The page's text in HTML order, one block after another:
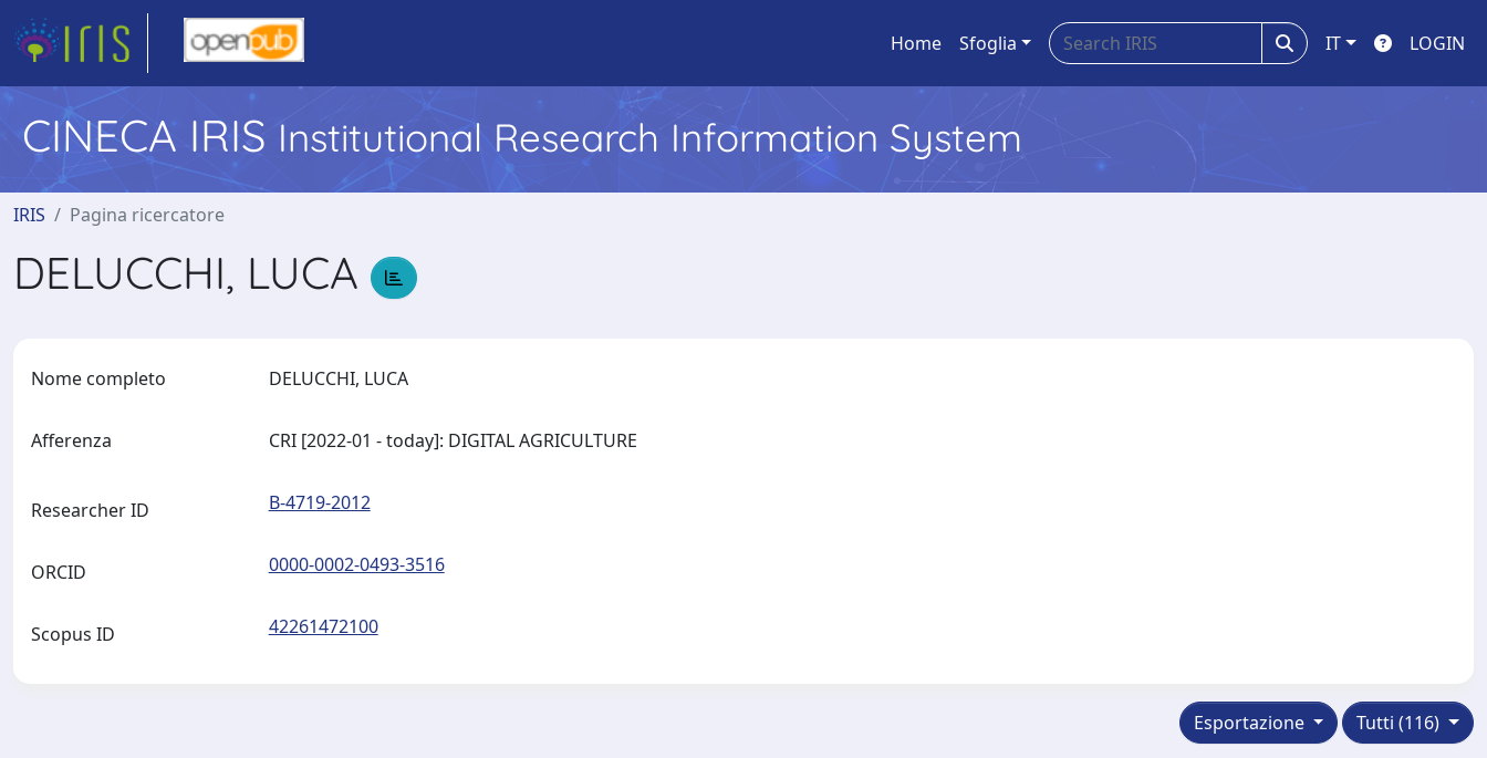
Home Sfoglia IT LOGIN
CINECA IRIS Institutional Research Information System
IRIS Pagina ricercatore
DELUCCHI, LUCA
Nome completo DELUCCHI, LUCA
Afferenza CRI [2022-01 - today]: DIGITAL AGRICULTURE
Researcher ID B-4719-2012
ORCID 0000-0002-0493-3516
Scopus ID 42261472100
Tutti (116)
Esportazione